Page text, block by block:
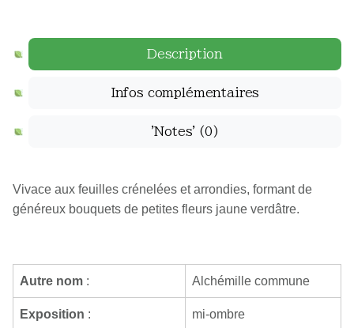
Description
Infos complémentaires
'Notes' (0)
Vivace aux feuilles crénelées et arrondies, formant de
généreux bouquets de petites fleurs jaune verdâtre.
Autre nom : Alchémille commune
Exposition : mi-ombre